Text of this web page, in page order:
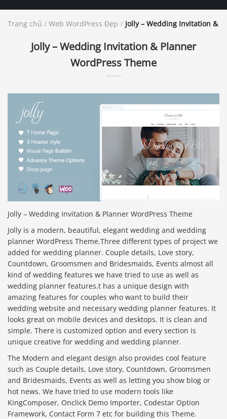
Trang chủ / Web WordPress Đẹp / Jolly – Wedding Invitation &
Jolly – Wedding Invitation & Planner
WordPress Theme
Jolly – Wedding Invitation & Planner WordPress Theme
Jolly is a modern, beautiful, elegant wedding and wedding
planner WordPress Theme.Three different types of project we
added for wedding planner. Couple details, Love story,
Countdown, Groomsmen and Bridesmaids, Events almost all
kind of wedding features we have tried to use as well as
wedding planner features.t has a unique design with
amazing features for couples who want to build their
wedding website and necessary wedding planner features. It
looks great on mobile devices and desktops. It is clean and
simple. There is customized option and every section is
unique creative for wedding and wedding planner.
The Modern and elegant design also provides cool feature
such as Couple details, Love story, Countdown, Groomsmen
and Bridesmaids, Events as well as letting you show blog or
hot news. We have tried to use modern tools like
KingComposer, Onclick Demo Importer, Codestar Option
Framework, Contact Form 7 etc for building this Theme.